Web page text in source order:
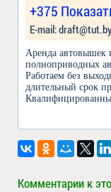
+375
Е-mail:
Аренда автовышек
полноприводных
Работаем без
длительный срок
Комментарии к